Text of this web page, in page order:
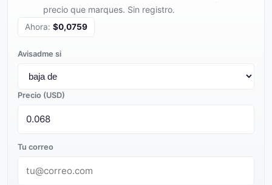
precio que marques. Sin registro.
Ahora: $0,0759
Avisadme si
Precio (USD)
Tu correo